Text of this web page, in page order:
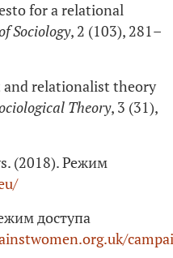
for a relational
Sociology, 2 (103), 281–
and relationalist theory
Theory, 3 (31),
(2018). Режим
доступа